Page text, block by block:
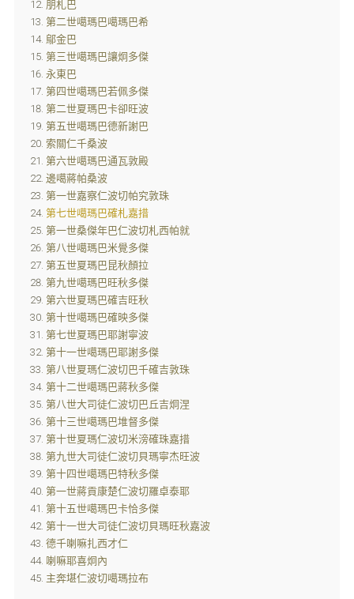
朋札巴
第二世噶瑪巴噶瑪巴希
鄔金巴
第三世噶瑪巴讓炯多傑
永東巴
第四世噶瑪巴若佩多傑
第二世夏瑪巴卡卻旺波
第五世噶瑪巴德新謝巴
索關仁千桑波
第六世噶瑪巴通瓦敦殿
邊噶蔣帕桑波
第一世嘉察仁波切帕究敦珠
第七世噶瑪巴確札嘉措
第一世桑傑年巴仁波切札西帕就
第八世噶瑪巴米覺多傑
第五世夏瑪巴昆秋顏拉
第九世噶瑪巴旺秋多傑
第六世夏瑪巴確吉旺秋
第十世噶瑪巴確映多傑
第七世夏瑪巴耶謝寧波
第十一世噶瑪巴耶謝多傑
第八世夏瑪仁波切巴千確吉敦珠
第十二世噶瑪巴蔣秋多傑
第八世大司徒仁波切巴丘吉炯涅
第十三世噶瑪巴堆督多傑
第十世夏瑪仁波切米滂確珠嘉措
第九世大司徒仁波切貝瑪寧杰旺波
第十四世噶瑪巴特秋多傑
第一世蔣貢康楚仁波切羅卓泰耶
第十五世噶瑪巴卡恰多傑
第十一世大司徒仁波切貝瑪旺秋嘉波
德千喇嘛扎西才仁
喇嘛耶喜炯內
主奔堪仁波切噶瑪拉布